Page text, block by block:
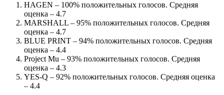
HAGEN – 100% положительных голосов. Средняя
оценка – 4.7
MARSHALL – 95% положительных голосов. Средняя
оценка – 4.7
BLUE PRINT – 94% положительных голосов. Средняя
оценка – 4.4
Project Mu – 93% положительных голосов. Средняя
оценка – 4.3
YES-Q – 92% положительных голосов. Средняя оценка
– 4.4